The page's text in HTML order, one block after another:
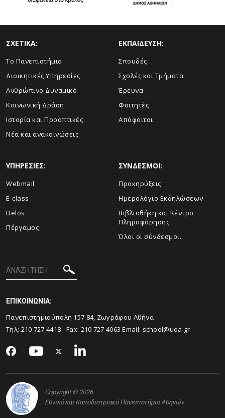
ΣΧΕΤΙΚΑ:
Το Πανεπιστήμιο
Διοικητικές Υπηρεσίες
Ανθρώπινο Δυναμικό
Κοινωνική Δράση
Ιστορία και Προοπτικές
Νέα και ανακοινώσεις
ΕΚΠΑΙΔΕΥΣΗ:
Σπουδές
Σχολές και Τμήματα
Έρευνα
Φοιτητές
Απόφοιτοι
ΥΠΗΡΕΣΙΕΣ:
Webmail
E-class
Delos
Πέργαμος
ΣΥΝΔΕΣΜΟΙ:
Προκηρύξεις
Ημερολόγιο Εκδηλώσεων
Βιβλιοθήκη και Κέντρο
Πληροφόρησης
Όλοι οι σύνδεσμοι...
ΕΠΙΚΟΙΝΩΝΙΑ:
Πανεπιστημιούπολη 157 84, Ζωγράφου Αθήνα
Τηλ: 210 727 4418- Fax: 210 727 4063 Email: school@uoa.gr
Copyright © 2026
Εθνικό και Καποδιστριακό Πανεπιστήμιο Αθηνών